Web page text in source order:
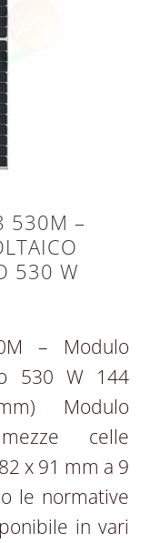
530M –
530 W
– Modulo
530 W 144
Modulo
celle
x 91 mm a 9
le normative
in vari